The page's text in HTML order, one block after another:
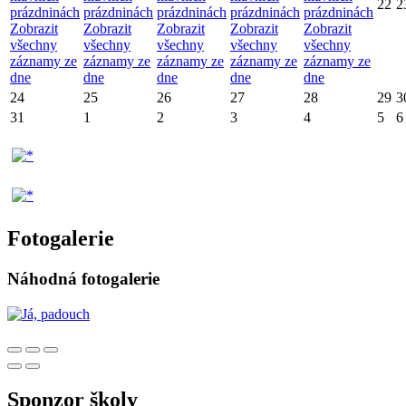
prázdninách
Zobrazit
všechny
záznamy ze
dne
prázdninách
Zobrazit
všechny
záznamy ze
dne
prázdninách
Zobrazit
všechny
záznamy ze
dne
prázdninách
Zobrazit
všechny
záznamy ze
dne
prázdninách
Zobrazit
všechny
záznamy ze
dne
22
24 25 26 27 28 29
31
1 2 3 4 5 6
Fotogalerie
Náhodná fotogalerie
Sponzor školy